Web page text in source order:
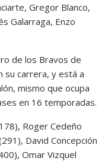
Gregor Blanco,
Galarraga, Enzo
de los Bravos de
su carrera, y está a
mismo que ocupa
en 16 temporadas.
Roger Cedeño
David Concepción
Omar Vizquel